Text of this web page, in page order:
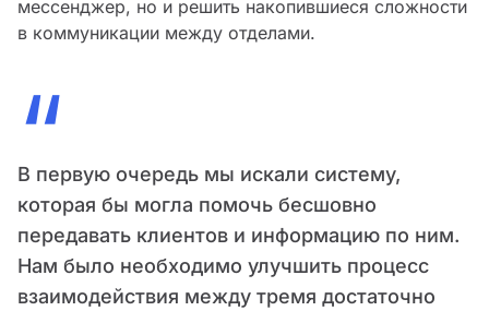
мессенджер, но и решить накопившиеся сложности
в коммуникации между отделами.
“
В первую очередь мы искали систему,
которая бы могла помочь бесшовно
передавать клиентов и информацию по ним.
Нам было необходимо улучшить процесс
взаимодействия между тремя достаточно